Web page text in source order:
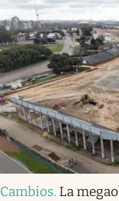
Cambios. La